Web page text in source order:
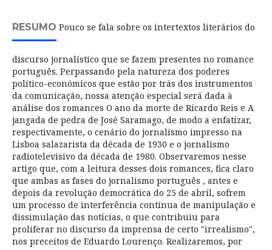
RESUMO Pouco se fala sobre os intertextos literários do
discurso jornalístico que se fazem presentes no romance
português. Perpassando pela natureza dos poderes
político-económicos que estão por trás dos instrumentos
da comunicação, nossa atenção especial será dada à
análise dos romances O ano da morte de Ricardo Reis e A
jangada de pedra de José Saramago, de modo a enfatizar,
respectivamente, o cenário do jornalismo impresso na
Lisboa salazarista da década de 1930 e o jornalismo
radiotelevisivo da década de 1980. Observaremos nesse
artigo que, com a leitura desses dois romances, fica claro
que ambas as fases do jornalismo português , antes e
depois da revolução democrática do 25 de abril, sofrem
um processo de interferência contínua de manipulação e
dissimulação das notícias, o que contribuiu para
proliferar no discurso da imprensa de certo "irrealismo",
nos preceitos de Eduardo Lourenço. Realizaremos, por